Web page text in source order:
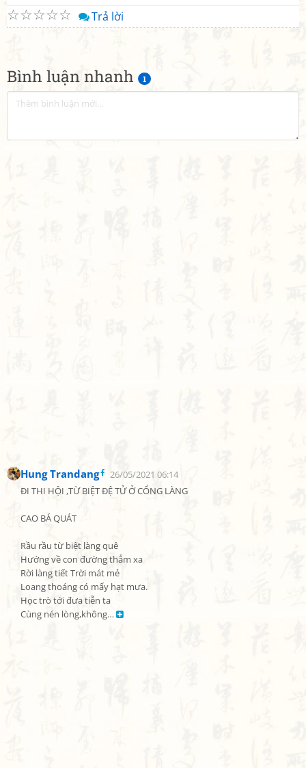
Bình luận nhanh 1
Hung Trandang
26/05/2021 06:14
ĐI THI HỘI ,TỪ BIỆT ĐỆ TỬ Ở CỔNG LÀNG
CAO BÁ QUÁT
Rầu rầu từ biệt làng quê
Hướng về con đường thẳm xa
Rời làng tiết Trời mát mẻ
Loang thoáng có mấy hạt mưa.
Học trò tới đưa tiễn ta
Cùng nén lòng,không…
☆
☆
☆
☆
☆ Trả lời